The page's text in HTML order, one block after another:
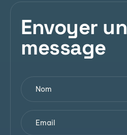
Envoyer un
message